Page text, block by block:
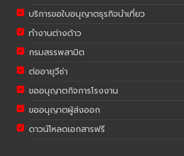
บริการขอใบอนุญาตธุรกิจนำเที่ยว
ทำงานต่างด้าว
กรมสรรพสามิต
ต่ออายุวีซ่า
ขออนุญาตกิจการโรงงาน
ขออนุญาตผู้ส่งออก
ดาวน์โหลดเอกสารฟรี